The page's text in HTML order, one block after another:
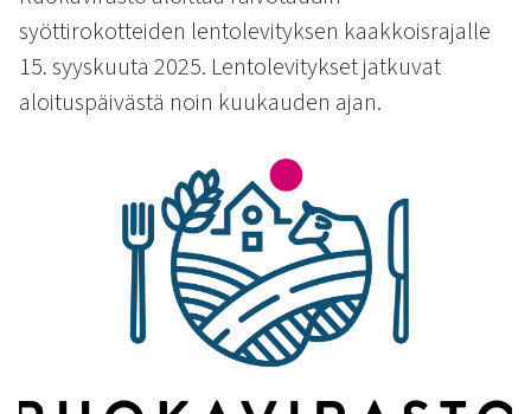
kosketus-
ja
pyyhkäisyliikkeitä.
syöttirokotteiden lentolevityksen kaakkoisrajalle
15. syyskuuta 2025. Lentolevitykset jatkuvat
aloituspäivästä noin kuukauden ajan.